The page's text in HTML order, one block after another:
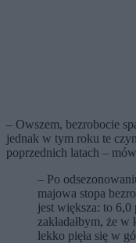
– Owszem, bezrobocie
jednak w tym roku te
poprzednich latach –
– Po
majowa stopa
jest większa: to 6,0
zakładałbym, że
lekko pięła się w